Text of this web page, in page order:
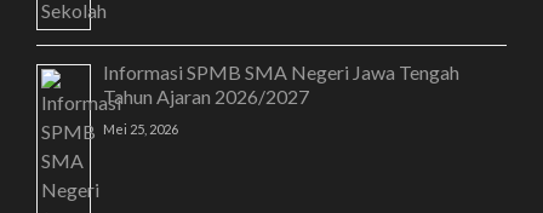
Informasi SPMB SMA Negeri Jawa Tengah
Tahun Ajaran 2026/2027
Mei 25, 2026